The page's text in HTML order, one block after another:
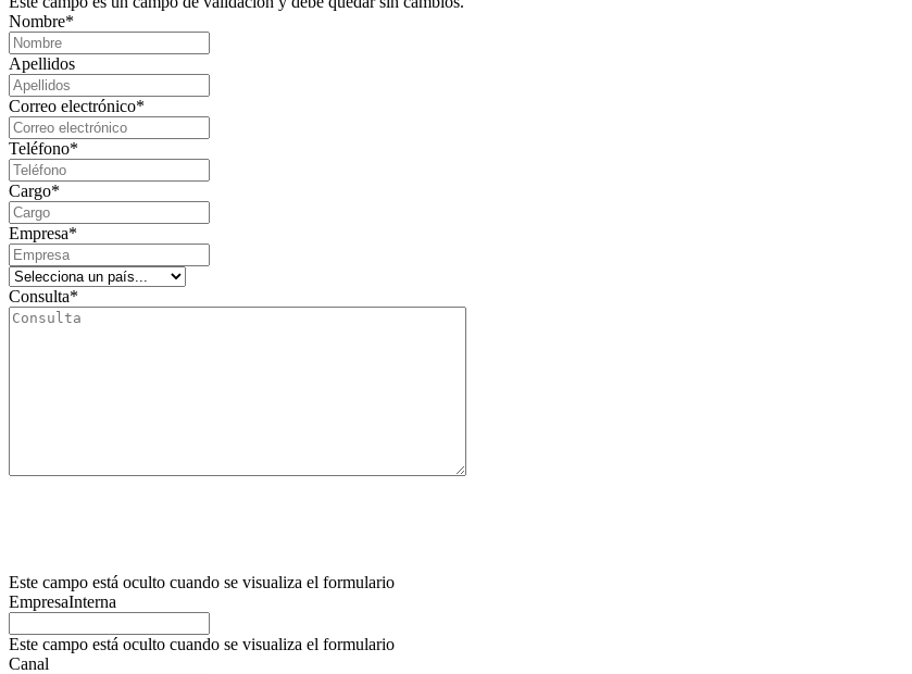
Nombre*
Apellidos
Correo electrónico*
Teléfono*
Cargo*
Empresa*
Consulta*
Este campo está oculto cuando se visualiza el formulario
EmpresaInterna
Este campo está oculto cuando se visualiza el formulario
Canal